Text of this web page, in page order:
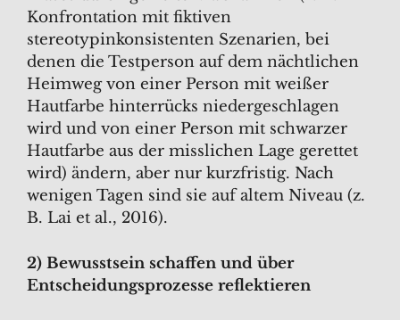
Konfrontation mit fiktiven
stereotypinkonsistenten Szenarien, bei
denen die Testperson auf dem nächtlichen
Heimweg von einer Person mit weißer
Hautfarbe hinterrücks niedergeschlagen
wird und von einer Person mit schwarzer
Hautfarbe aus der misslichen Lage gerettet
wird) ändern, aber nur kurzfristig. Nach
wenigen Tagen sind sie auf altem Niveau (z.
B. Lai et al., 2016).
2) Bewusstsein schaffen und über
Entscheidungsprozesse reflektieren